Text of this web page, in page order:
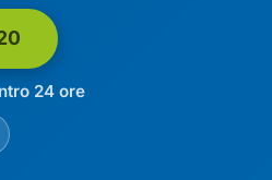
24 ore